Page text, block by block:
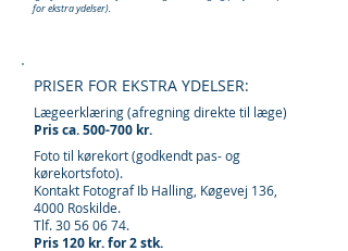
for ekstra ydelser).
PRISER FOR EKSTRA YDELSER:
Lægeerklæring (afregning direkte til læge)
Pris ca. 500-700 kr.
Foto til kørekort (godkendt pas- og
kørekortsfoto).
Kontakt Fotograf Ib Halling, Køgevej 136,
4000 Roskilde.
Tlf. 30 56 06 74.
Pris 120 kr. for 2 stk.